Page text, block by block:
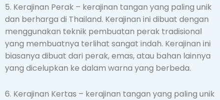
5. Kerajinan Perak – kerajinan tangan yang paling unik
dan berharga di Thailand. Kerajinan ini dibuat dengan
menggunakan teknik pembuatan perak tradisional
yang membuatnya terlihat sangat indah. Kerajinan ini
biasanya dibuat dari perak, emas, atau bahan lainnya
yang dicelupkan ke dalam warna yang berbeda.
6. Kerajinan Kertas – kerajinan tangan yang paling unik